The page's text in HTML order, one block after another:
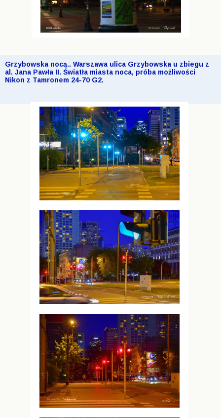
Grzybowska nocą.. Warszawa ulica Grzybowska u zbiegu z
al. Jana Pawła II. Światła miasta noca, próba możliwości
Nikon z Tamronem 24-70 G2.